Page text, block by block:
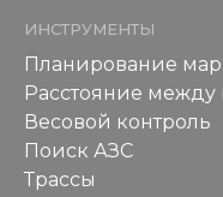
ИНСТРУМЕНТЫ
Планирование
Расстояние между
Весовой контроль
Поиск АЗС
Трассы